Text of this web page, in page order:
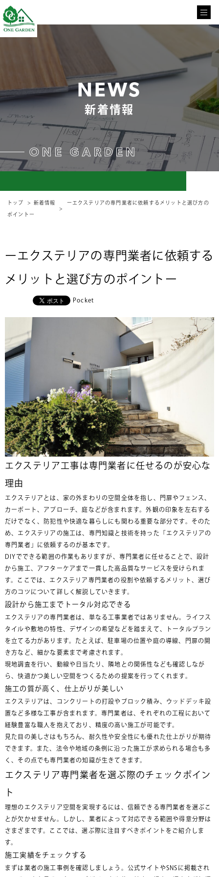
NEWS
新着情報
ONE GARDEN
トップ 新着情報 ーエクステリアの専門業者に依頼するメリットと選び方の
ポイントー
ーエクステリアの専門業者に依頼する
メリットと選び方のポイントー
Pocket
エクステリア工事は専門業者に任せるのが安心な
理由
エクステリアとは、家の外まわりの空間全体を指し、門扉やフェンス、
カーポート、アプローチ、庭などが含まれます。外観の印象を左右する
だけでなく、防犯性や快適な暮らしにも関わる重要な部分です。そのた
め、エクステリアの施工は、専門知識と技術を持った「エクステリアの
専門業者」に依頼するのが基本です。
DIYでできる範囲の作業もありますが、専門業者に任せることで、設計
から施工、アフターケアまで一貫した高品質なサービスを受けられま
す。ここでは、エクステリア専門業者の役割や依頼するメリット、選び
方のコツについて詳しく解説していきます。
設計から施工までトータル対応できる
エクステリアの専門業者は、単なる工事業者ではありません。ライフス
タイルや敷地の特性、デザインの希望などを踏まえて、トータルプラン
を立てる力があります。たとえば、駐車場の位置や庭の導線、門扉の開
き方など、細かな要素まで考慮されます。
現地調査を行い、動線や日当たり、隣地との関係性なども確認しなが
ら、快適かつ美しい空間をつくるための提案を行ってくれます。
施工の質が高く、仕上がりが美しい
エクステリアは、コンクリートの打設やブロック積み、ウッドデッキ設
置など多様な工事が含まれます。専門業者は、それぞれの工程において
経験豊富な職人を抱えており、精度の高い施工が可能です。
見た目の美しさはもちろん、耐久性や安全性にも優れた仕上がりが期待
できます。また、法令や地域の条例に沿った施工が求められる場合も多
く、その点でも専門業者の知識が生きてきます。
エクステリア専門業者を選ぶ際のチェックポイン
ト
理想のエクステリア空間を実現するには、信頼できる専門業者を選ぶこ
とが欠かせません。しかし、業者によって対応できる範囲や得意分野は
さまざまです。ここでは、選ぶ際に注目すべきポイントをご紹介しま
す。
施工実績をチェックする
まずは業者の施工事例を確認しましょう。公式サイトやSNSに掲載され